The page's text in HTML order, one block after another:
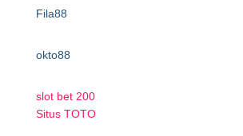
Fila88
okto88
slot bet 200
Situs TOTO